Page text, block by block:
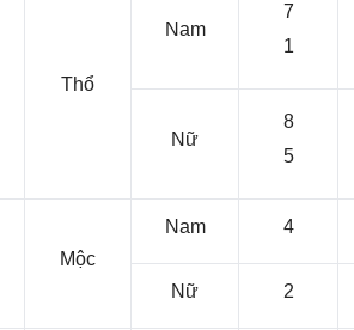
Thổ
Nam
7
1
Nữ
8
5
Mộc
Nam 4
Nữ 2